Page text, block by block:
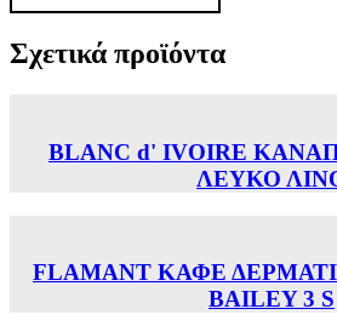
Σχετικά προϊόντα
BLANC d' IVOIRE
ΛΕΥΚΟ
FLAMANT ΚΑΦΕ
BAILEY 3 S